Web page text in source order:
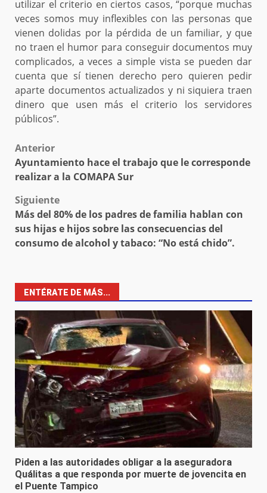
utilizar el criterio en ciertos casos, “porque muchas
veces somos muy inflexibles con las personas que
vienen dolidas por la pérdida de un familiar, y que
no traen el humor para conseguir documentos muy
complicados, a veces a simple vista se pueden dar
cuenta que sí tienen derecho pero quieren pedir
aparte documentos actualizados y ni siquiera traen
dinero que usen más el criterio los servidores
públicos”.
Post
navigation
Anterior
Ayuntamiento hace el trabajo que le corresponde
realizar a la COMAPA Sur
Siguiente
Más del 80% de los padres de familia hablan con
sus hijas e hijos sobre las consecuencias del
consumo de alcohol y tabaco: “No está chido”.
ENTÉRATE DE MÁS...
Piden a las autoridades obligar a la aseguradora
Quálitas a que responda por muerte de jovencita en
el Puente Tampico